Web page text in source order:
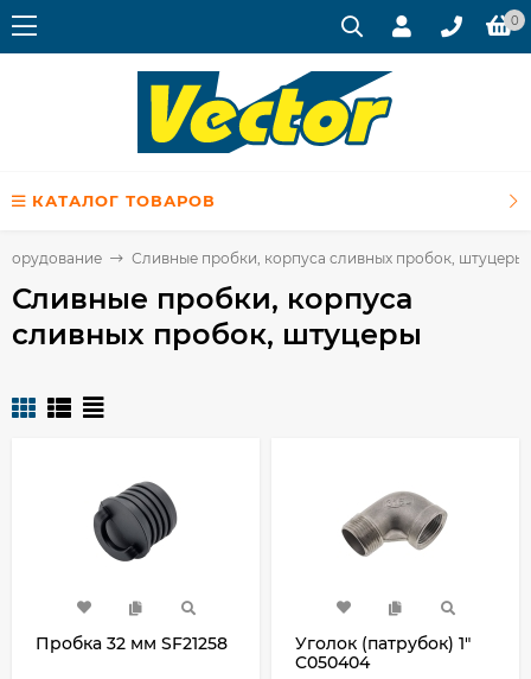
0
КАТАЛОГ ТОВАРОВ
Сливные пробки, корпуса сливных пробок, штуцеры
Сливные пробки, корпуса
сливных пробок, штуцеры
Пробка 32 мм SF21258
Уголок (патрубок) 1"
C050404